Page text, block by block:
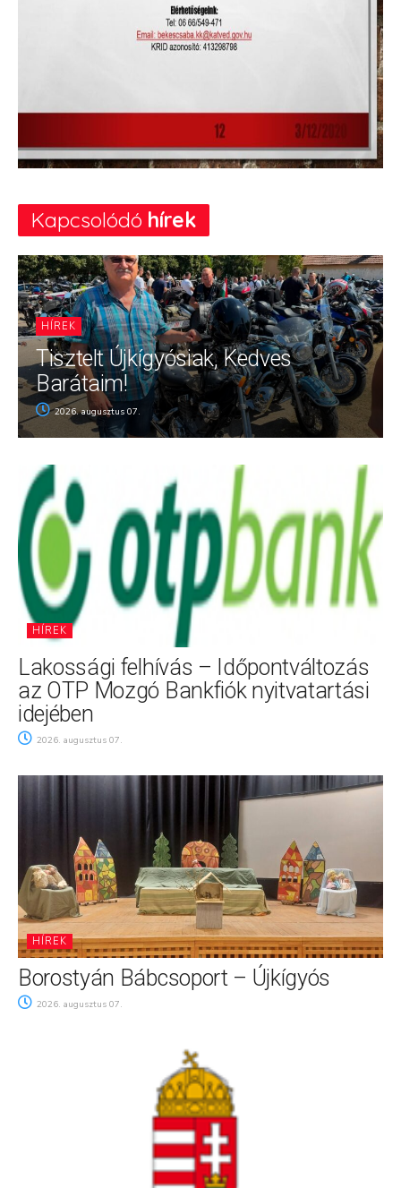
Kapcsolódó hírek
HÍREK
Tisztelt Újkígyósiak, Kedves
Barátaim!
2026. augusztus 07.
HÍREK
Lakossági felhívás – Időpontváltozás
az OTP Mozgó Bankfiók nyitvatartási
idejében
2026. augusztus 07.
HÍREK
Borostyán Bábcsoport – Újkígyós
2026. augusztus 07.